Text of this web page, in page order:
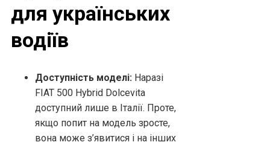
для українських
водіїв
Доступність моделі: Наразі
FIAT 500 Hybrid Dolcevita
доступний лише в Італії. Проте,
якщо попит на модель зросте,
вона може з’явитися і на інших